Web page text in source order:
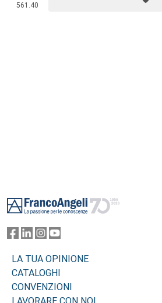
561.40
LA TUA OPINIONE
CATALOGHI
CONVENZIONI